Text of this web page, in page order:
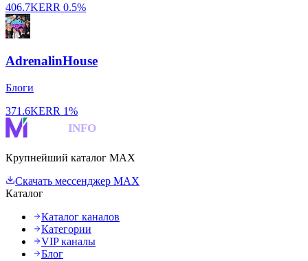
406.7KERR 0.5%
AdrenalinHouse
Блоги
371.6KERR 1%
INFO
Крупнейший каталог MAX
Скачать мессенджер MAX
Каталог
Каталог каналов
Категории
VIP каналы
Блог